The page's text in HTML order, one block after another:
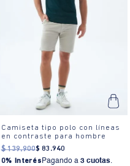
Camiseta tipo polo con líneas
en contraste para hombre
$ 139.900$ 83 .940
0% Interés Pagando a 3 cuotas.